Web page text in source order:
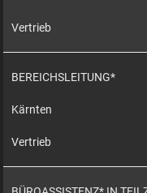
Vertrieb
BEREICHSLEITUNG*
Kärnten
Vertrieb